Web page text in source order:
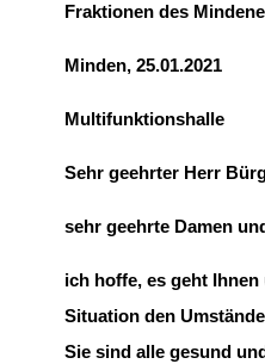
Fraktionen des
Minden, 25.01.2021
Multifunktionshalle
Sehr geehrter Herr
sehr geehrte Damen
ich hoffe, es geht
Situation den
Sie sind alle gesund